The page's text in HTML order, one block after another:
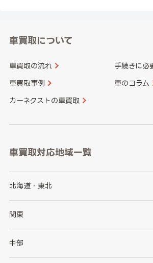
車買取について
車買取の流れ 手続きに必
車買取事例 車のコラム
カーネクストの車買取
車買取対応地域一覧
北海道・東北
北海道
岩手県
関東
茨城県
中部